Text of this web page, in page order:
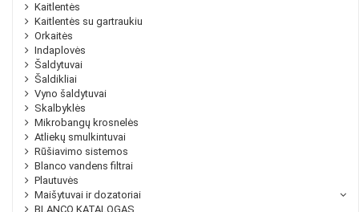
Kaitlentės
Kaitlentės su gartraukiu
Orkaitės
Indaplovės
Šaldytuvai
Šaldikliai
Vyno šaldytuvai
Skalbyklės
Mikrobangų krosnelės
Atliekų smulkintuvai
Rūšiavimo sistemos
Blanco vandens filtrai
Plautuvės
Maišytuvai ir dozatoriai
BLANCO KATALOGAS